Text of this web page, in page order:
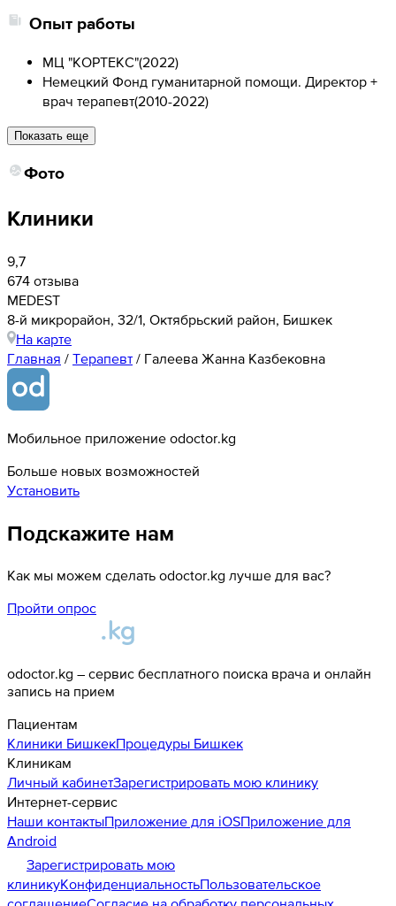
Опыт работы
МЦ "КОРТЕКС"(2022)
Немецкий Фонд гуманитарной помощи. Директор +
врач терапевт(2010-2022)
Показать еще
Фото
Клиники
9,7
674 отзыва
MEDEST
8-й микрорайон, 32/1, Октябрьский район, Бишкек
На карте
Главная / Терапевт / Галеева Жанна Казбековна
Мобильное приложение odoctor.kg
Больше новых возможностей
Установить
Подскажите нам
Как мы можем сделать odoctor.kg лучше для вас?
Пройти опрос
odoctor.kg – сервис бесплатного поиска врача и онлайн
запись на прием
Пациентам
Клиники БишкекПроцедуры Бишкек
Клиникам
Личный кабинетЗарегистрировать мою клинику
Интернет-сервис
Наши контактыПриложение для iOSПриложение для
Android
Зарегистрировать мою
клиникуКонфиденциальностьПользовательское